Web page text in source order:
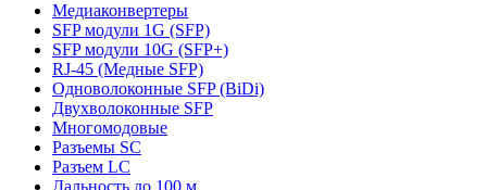
Медиаконвертеры
SFP модули 1G (SFP)
SFP модули 10G (SFP+)
RJ-45 (Медные SFP)
Одноволоконные SFP (BiDi)
Двухволоконные SFP
Многомодовые
Разъемы SC
Разъем LC
Дальность до 100 м